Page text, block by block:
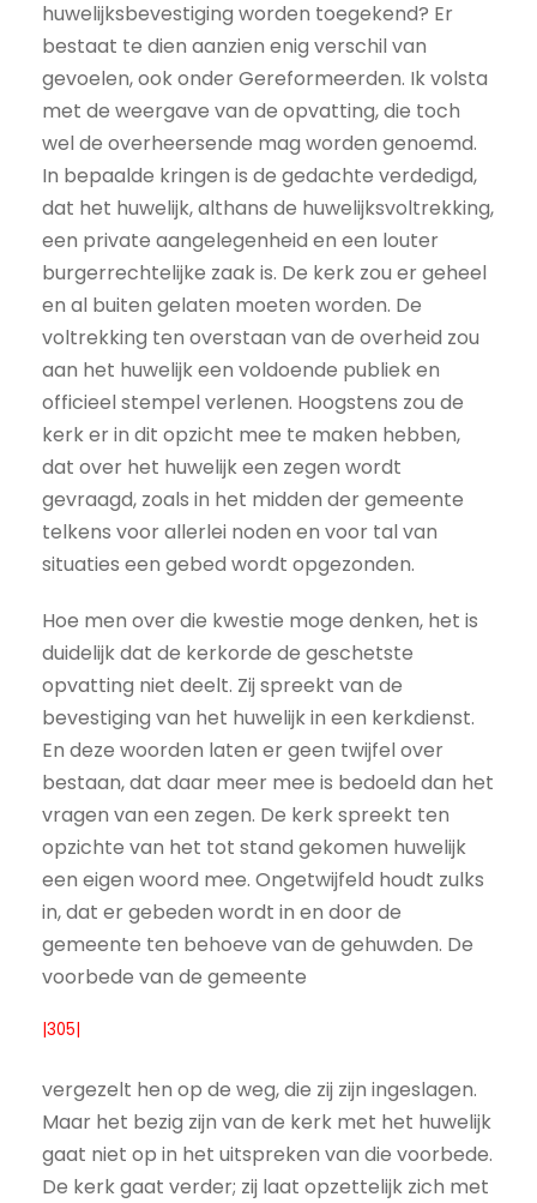
huwelijksbevestiging worden toegekend? Er
bestaat te dien aanzien enig verschil van
gevoelen, ook onder Gereformeerden. Ik volsta
met de weergave van de opvatting, die toch
wel de overheersende mag worden genoemd.
In bepaalde kringen is de gedachte verdedigd,
dat het huwelijk, althans de huwelijksvoltrekking,
een private aangelegenheid en een louter
burgerrechtelijke zaak is. De kerk zou er geheel
en al buiten gelaten moeten worden. De
voltrekking ten overstaan van de overheid zou
aan het huwelijk een voldoende publiek en
officieel stempel verlenen. Hoogstens zou de
kerk er in dit opzicht mee te maken hebben,
dat over het huwelijk een zegen wordt
gevraagd, zoals in het midden der gemeente
telkens voor allerlei noden en voor tal van
situaties een gebed wordt opgezonden.
Hoe men over die kwestie moge denken, het is
duidelijk dat de kerkorde de geschetste
opvatting niet deelt. Zij spreekt van de
bevestiging van het huwelijk in een kerkdienst.
En deze woorden laten er geen twijfel over
bestaan, dat daar meer mee is bedoeld dan het
vragen van een zegen. De kerk spreekt ten
opzichte van het tot stand gekomen huwelijk
een eigen woord mee. Ongetwijfeld houdt zulks
in, dat er gebeden wordt in en door de
gemeente ten behoeve van de gehuwden. De
voorbede van de gemeente
|305|
vergezelt hen op de weg, die zij zijn ingeslagen.
Maar het bezig zijn van de kerk met het huwelijk
gaat niet op in het uitspreken van die voorbede.
De kerk gaat verder; zij laat opzettelijk zich met